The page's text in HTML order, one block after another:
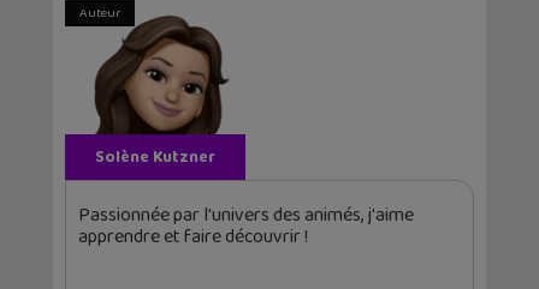
Auteur
Solène Kutzner
Passionnée par l'univers des animés, j'aime
apprendre et faire découvrir !